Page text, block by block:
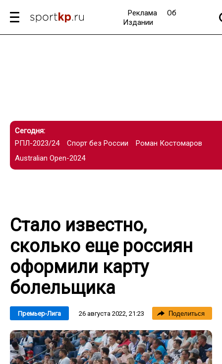
Реклама
Об
Издании
Сегодня:
РПЛ-2023/24
Спорт без России
Роман Костомаров
Australian Open-2024
Стало известно,
сколько еще россиян
оформили карту
болельщика
Премьер-Лига 26 августа 2022, 21:23 Поделиться